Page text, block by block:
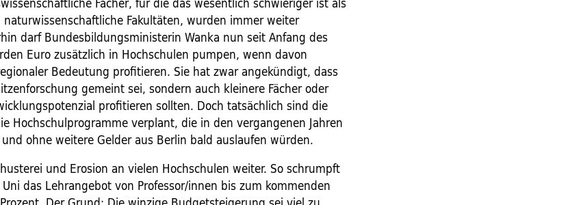
Fakultäten, wurden immer weiter
darf Bundesbildungsministerin Wanka nun seit Anfang des
Euro zusätzlich in Hochschulen pumpen, wenn davon
Bedeutung profitieren. Sie hat zwar angekündigt, dass
gemeint sei, sondern auch kleinere Fächer oder
profitieren sollten. Doch tatsächlich sind die
Hochschulprogramme verplant, die in den vergangenen Jahren
ohne weitere Gelder aus Berlin bald auslaufen würden.
und Erosion an vielen Hochschulen weiter. So schrumpft
das Lehrangebot von Professor/innen bis zum kommenden